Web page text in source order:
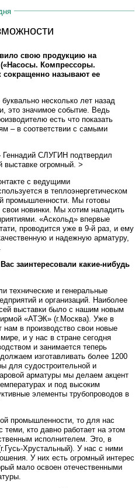
свою продукцию на
Компрессоры.
сокращенно называют ее
несколько лет назад
это значимое событие. Ведь
есть что показать
– в соответствии с самыми
СЛУГИН подтвердил
выставке огромный. >
с ведущими
в теплоэнергетическом
промышленности. Мы готовы
свои новинки. Мы хотим наладить
«Аскольд» впервые
проводится уже в 9-й раз, и ему
и надежную арматуру,
заинтересовали какие-нибудь
технические и генеральные
и организаций. Наиболее
выставки было с нашим новым
«АТЭК» (г.Москва). Уже в
в производство свои новые
и у нас в стране сегодня
и занимается теперь
изготавливать более 1200
для судостроительной и
арматуры мы делаем акцент
и под высоким
элементы трубопроводов в
промышленности, то для нас
кто давно работает на этом
исполнителем. Это, в
Хрустальный). У нас с ними
У них есть огромный интерес
мало освоен отечественными